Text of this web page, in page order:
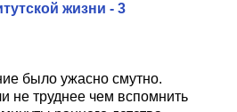
жизни - 3
было ужасно смутно.
не труднее чем вспомнить